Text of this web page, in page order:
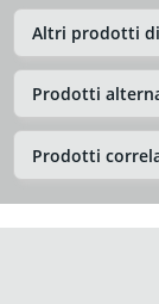
Altri prodotti
Prodotti
Prodotti